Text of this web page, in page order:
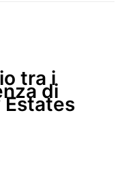
tra i
di
Estates